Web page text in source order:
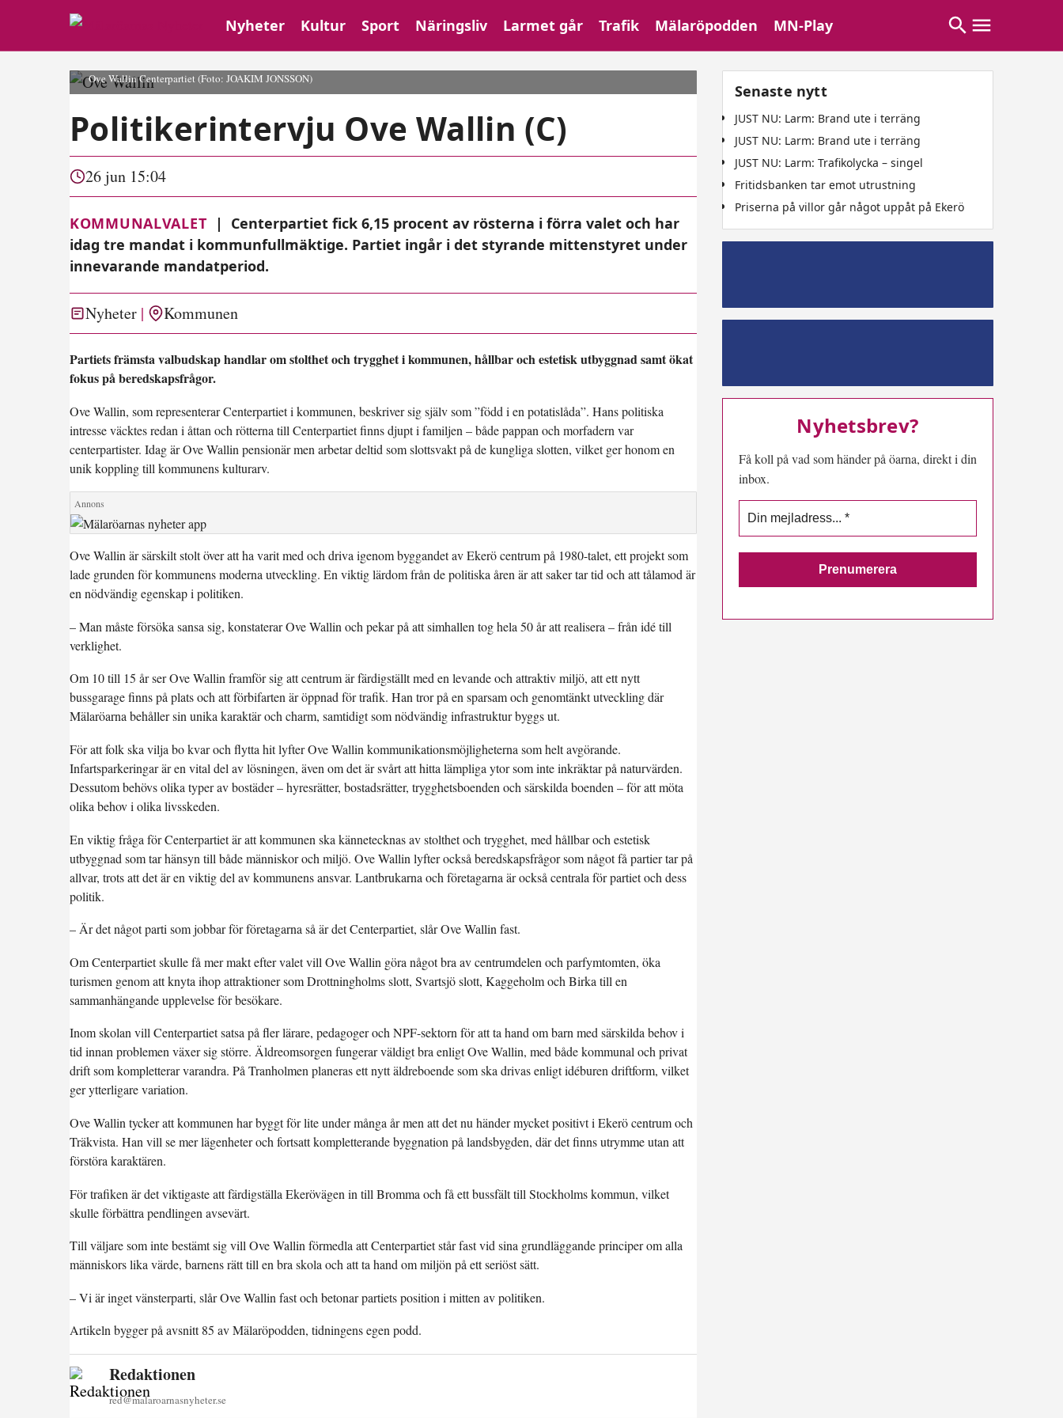
Nyheter Kultur Sport Näringsliv Larmet går Trafik Mälaröpodden MN-Play
Ove Wallin Centerpartiet (Foto: JOAKIM JONSSON)
Politikerintervju Ove Wallin (C)
26 jun 15:04
KOMMUNALVALET |
Centerpartiet fick 6,15 procent av rösterna i förra valet och har
idag tre mandat i kommunfullmäktige. Partiet ingår i det styrande mittenstyret under
innevarande mandatperiod.
Nyheter Kommunen
Partiets främsta valbudskap handlar om stolthet och trygghet i kommunen, hållbar och estetisk utbyggnad samt ökat
fokus på beredskapsfrågor.
Ove Wallin, som representerar Centerpartiet i kommunen, beskriver sig själv som ”född i en potatislåda”. Hans politiska
intresse väcktes redan i åttan och rötterna till Centerpartiet finns djupt i familjen – både pappan och morfadern var
centerpartister. Idag är Ove Wallin pensionär men arbetar deltid som slottsvakt på de kungliga slotten, vilket ger honom en
unik koppling till kommunens kulturarv.
Ove Wallin är särskilt stolt över att ha varit med och driva igenom byggandet av Ekerö centrum på 1980-talet, ett projekt som
lade grunden för kommunens moderna utveckling. En viktig lärdom från de politiska åren är att saker tar tid och att tålamod är
en nödvändig egenskap i politiken.
– Man måste försöka sansa sig, konstaterar Ove Wallin och pekar på att simhallen tog hela 50 år att realisera – från idé till
verklighet.
Om 10 till 15 år ser Ove Wallin framför sig att centrum är färdigställt med en levande och attraktiv miljö, att ett nytt
bussgarage finns på plats och att förbifarten är öppnad för trafik. Han tror på en sparsam och genomtänkt utveckling där
Mälaröarna behåller sin unika karaktär och charm, samtidigt som nödvändig infrastruktur byggs ut.
För att folk ska vilja bo kvar och flytta hit lyfter Ove Wallin kommunikationsmöjligheterna som helt avgörande.
Infartsparkeringar är en vital del av lösningen, även om det är svårt att hitta lämpliga ytor som inte inkräktar på naturvärden.
Dessutom behövs olika typer av bostäder – hyresrätter, bostadsrätter, trygghetsboenden och särskilda boenden – för att möta
olika behov i olika livsskeden.
En viktig fråga för Centerpartiet är att kommunen ska kännetecknas av stolthet och trygghet, med hållbar och estetisk
utbyggnad som tar hänsyn till både människor och miljö. Ove Wallin lyfter också beredskapsfrågor som något få partier tar på
allvar, trots att det är en viktig del av kommunens ansvar. Lantbrukarna och företagarna är också centrala för partiet och dess
politik.
– Är det något parti som jobbar för företagarna så är det Centerpartiet, slår Ove Wallin fast.
Om Centerpartiet skulle få mer makt efter valet vill Ove Wallin göra något bra av centrumdelen och parfymtomten, öka
turismen genom att knyta ihop attraktioner som Drottningholms slott, Svartsjö slott, Kaggeholm och Birka till en
sammanhängande upplevelse för besökare.
Inom skolan vill Centerpartiet satsa på fler lärare, pedagoger och NPF-sektorn för att ta hand om barn med särskilda behov i
tid innan problemen växer sig större. Äldreomsorgen fungerar väldigt bra enligt Ove Wallin, med både kommunal och privat
drift som kompletterar varandra. På Tranholmen planeras ett nytt äldreboende som ska drivas enligt idéburen driftform, vilket
ger ytterligare variation.
Ove Wallin tycker att kommunen har byggt för lite under många år men att det nu händer mycket positivt i Ekerö centrum och
Träkvista. Han vill se mer lägenheter och fortsatt kompletterande byggnation på landsbygden, där det finns utrymme utan att
förstöra karaktären.
För trafiken är det viktigaste att färdigställa Ekerövägen in till Bromma och få ett bussfält till Stockholms kommun, vilket
skulle förbättra pendlingen avsevärt.
Till väljare som inte bestämt sig vill Ove Wallin förmedla att Centerpartiet står fast vid sina grundläggande principer om alla
människors lika värde, barnens rätt till en bra skola och att ta hand om miljön på ett seriöst sätt.
– Vi är inget vänsterparti, slår Ove Wallin fast och betonar partiets position i mitten av politiken.
Artikeln bygger på avsnitt 85 av Mälaröpodden, tidningens egen podd.
Redaktionen
red@malaroarnasnyheter.se
Senaste nytt
JUST NU: Larm: Brand ute i terräng
JUST NU: Larm: Brand ute i terräng
JUST NU: Larm: Trafikolycka – singel
Fritidsbanken tar emot utrustning
Priserna på villor går något uppåt på Ekerö
Nyhetsbrev?
Få koll på vad som händer på öarna, direkt i din
inbox.